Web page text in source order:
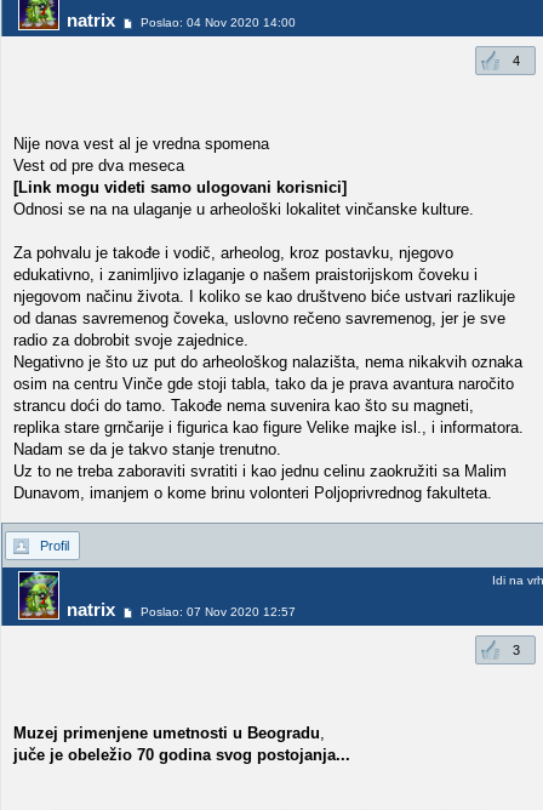
natrix Poslao: 04 Nov 2020 14:00
4
Nije nova vest al je vredna spomena
Vest od pre dva meseca
[Link mogu videti samo ulogovani korisnici]
Odnosi se na na ulaganje u arheološki lokalitet vinčanske kulture.
Za pohvalu je takođe i vodič, arheolog, kroz postavku, njegovo
edukativno, i zanimljivo izlaganje o našem praistorijskom čoveku i
njegovom načinu života. I koliko se kao društveno biće ustvari razlikuje
od danas savremenog čoveka, uslovno rečeno savremenog, jer je sve
radio za dobrobit svoje zajednice.
Negativno je što uz put do arheološkog nalazišta, nema nikakvih oznaka
osim na centru Vinče gde stoji tabla, tako da je prava avantura naročito
strancu doći do tamo. Takođe nema suvenira kao što su magneti,
replika stare grnčarije i figurica kao figure Velike majke isl., i informatora.
Nadam se da je takvo stanje trenutno.
Uz to ne treba zaboraviti svratiti i kao jednu celinu zaokružiti sa Malim
Dunavom, imanjem o kome brinu volonteri Poljoprivrednog fakulteta.
Profil
natrix Poslao: 07 Nov 2020 12:57
Idi na vrh
3
Muzej primenjene umetnosti u Beogradu,
juče je obeležio 70 godina svog postojanja...